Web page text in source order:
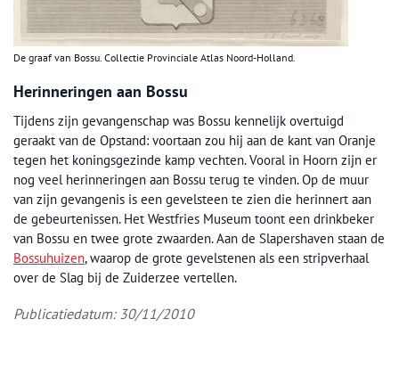
De graaf van Bossu. Collectie Provinciale Atlas Noord-Holland.
Herinneringen aan Bossu
Tijdens zijn gevangenschap was Bossu kennelijk overtuigd
geraakt van de Opstand: voortaan zou hij aan de kant van Oranje
tegen het koningsgezinde kamp vechten. Vooral in Hoorn zijn er
nog veel herinneringen aan Bossu terug te vinden. Op de muur
van zijn gevangenis is een gevelsteen te zien die herinnert aan
de gebeurtenissen. Het Westfries Museum toont een drinkbeker
van Bossu en twee grote zwaarden. Aan de Slapershaven staan de
Bossuhuizen, waarop de grote gevelstenen als een stripverhaal
over de Slag bij de Zuiderzee vertellen.
Publicatiedatum: 30/11/2010